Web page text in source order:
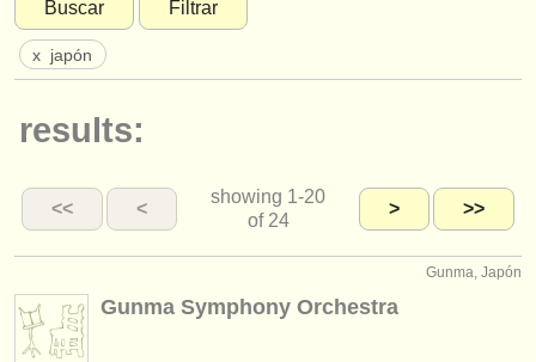
instrumentos robados
directorios:
jóvenes orquestas
contáctenos
Buscar
Filtrar
x japón
results:
<< <
showing 1-20
of 24
> >>
Gunma, Japón
Gunma Symphony Orchestra